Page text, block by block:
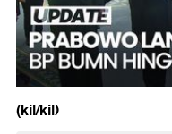
(kil/kil)